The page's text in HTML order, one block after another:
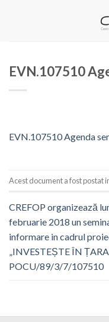
EVN.107510
EVN.107510 Agenda
Acest document a fost postat
CREFOP organizează
februarie 2018 un
informare in cadrul
„INVESTEȘTE ÎN
POCU/89/3/7/107510